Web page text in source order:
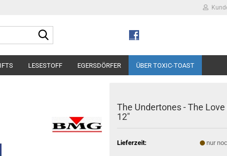
LESESTOFF EGERSDÖRFER ÜBER TOXIC-TOAST
The Undertones - The
12"
Lieferzeit: nur